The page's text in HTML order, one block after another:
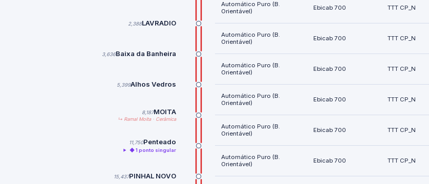
2,388LAVRADIO
3,636Baixa da Banheira
5,399Alhos Vedros
8,187MOITA
↳ Ramal Moita · Cerâmica
11,750Penteado
◆ 1 ponto singular
15,437PINHAL NOVO
Automático Puro (B.
Orientável)
Automático Puro (B.
Orientável)
Automático Puro (B.
Orientável)
Automático Puro (B.
Orientável)
Automático Puro (B.
Orientável)
Automático Puro (B.
Orientável)
Ebicab 700
Ebicab 700
Ebicab 700
Ebicab 700
Ebicab 700
Ebicab 700
TTT CP_N
TTT CP_N
TTT CP_N
TTT CP_N
TTT CP_N
TTT CP_N